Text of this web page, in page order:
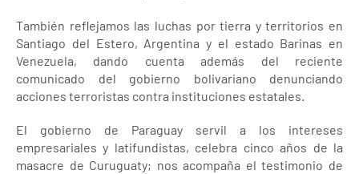
También reflejamos las luchas por tierra y territorios en
Santiago del Estero, Argentina y el estado Barinas en
Venezuela, dando cuenta además del reciente
comunicado del gobierno bolivariano denunciando
acciones terroristas contra instituciones estatales.
El gobierno de Paraguay servil a los intereses
empresariales y latifundistas, celebra cinco años de la
masacre de Curuguaty; nos acompaña el testimonio de